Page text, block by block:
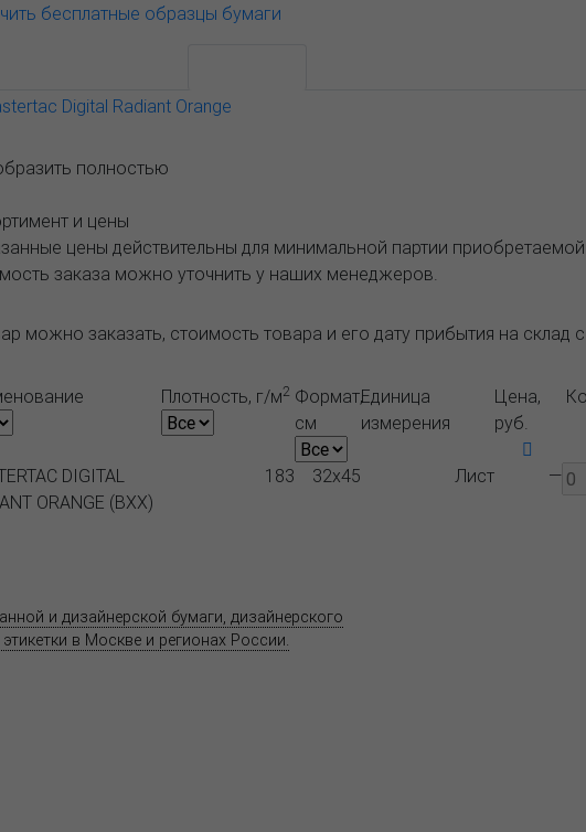
бесплатные образцы бумаги
полностью
и цены
цены действительны для минимальной партии
заказа можно уточнить у наших менеджеров.
можно заказать, стоимость товара и его дату прибытия на
Плотность, г/м2 Формат,
см
Единица
измерения
Цена,
руб.
DIGITAL
ORANGE (BXX)
183 32x45 Лист —
и дизайнерской бумаги, дизайнерского
в Москве и регионах России.